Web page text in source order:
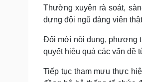
Thường xuyên rà soát,
dựng đội ngũ đảng viên
Đổi mới nội dung, phương
quyết hiệu quả các vấn đề
Tiếp tục tham mưu thực